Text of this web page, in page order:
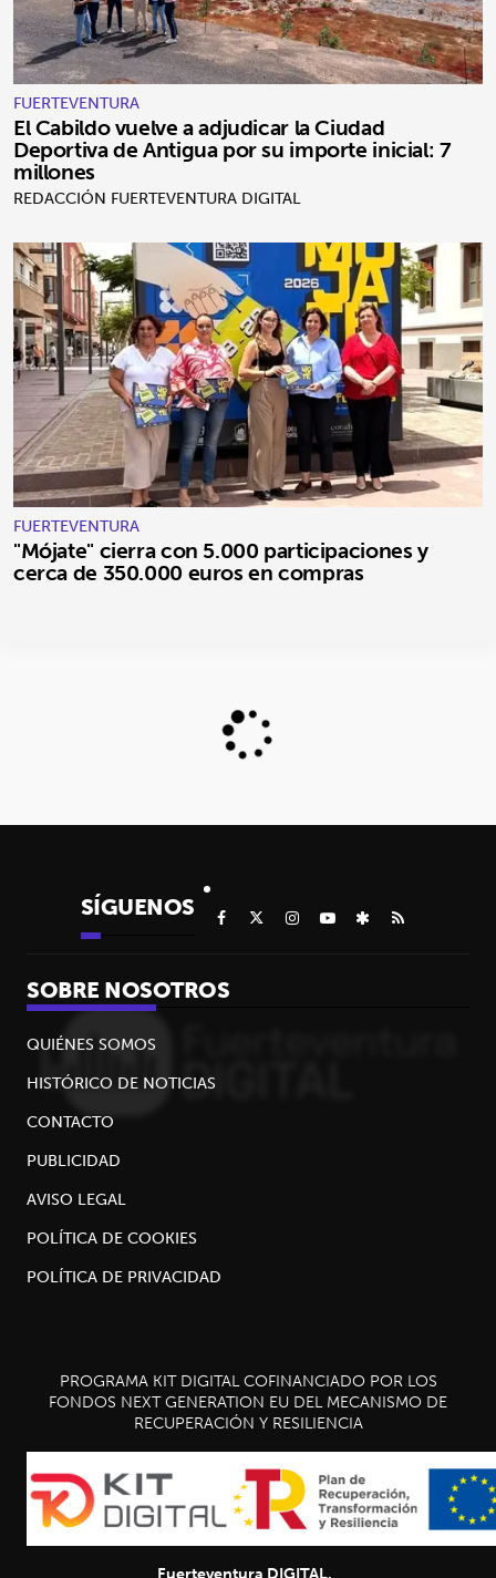
FUERTEVENTURA
El Cabildo vuelve a adjudicar la Ciudad
Deportiva de Antigua por su importe inicial: 7
millones
REDACCIÓN FUERTEVENTURA DIGITAL
FUERTEVENTURA
"Mójate" cierra con 5.000 participaciones y
cerca de 350.000 euros en compras
SÍGUENOS
SOBRE NOSOTROS
QUIÉNES SOMOS
HISTÓRICO DE NOTICIAS
CONTACTO
PUBLICIDAD
AVISO LEGAL
POLÍTICA DE COOKIES
POLÍTICA DE PRIVACIDAD
PROGRAMA KIT DIGITAL COFINANCIADO POR LOS
FONDOS NEXT GENERATION EU DEL MECANISMO DE
RECUPERACIÓN Y RESILIENCIA